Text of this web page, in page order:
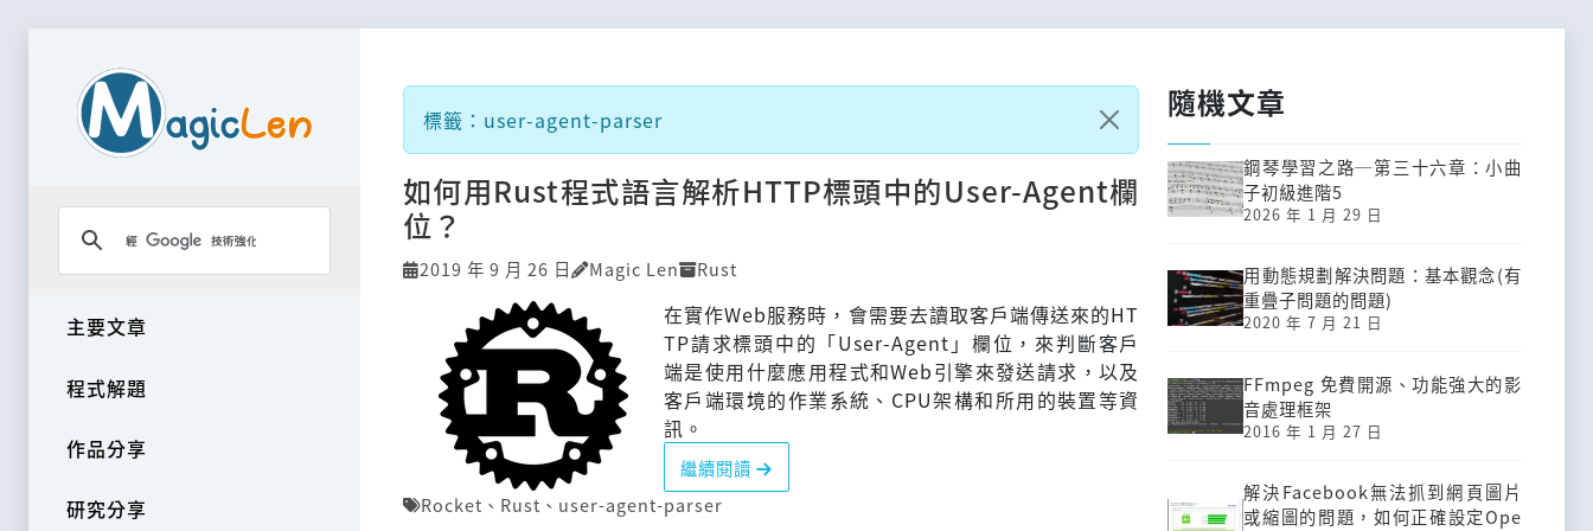
主要文章
程式解題
作品分享
研究分享
標籤：user-agent-parser
如何用Rust程式語言解析HTTP標頭中的User-Agent欄
位？
2019 年 9 月 26 日 Magic Len Rust
在實作Web服務時，會需要去讀取客戶端傳送來的HT
TP請求標頭中的「User-Agent」欄位，來判斷客戶
端是使用什麼應用程式和Web引擎來發送請求，以及
客戶端環境的作業系統、CPU架構和所用的裝置等資
訊。
繼續閱讀
Rocket 、 Rust 、 user-agent-parser
隨機文章
鋼琴學習之路─第三十六章：小曲
子初級進階5
2026 年 1 月 29 日
用動態規劃解決問題：基本觀念(有
重疊子問題的問題)
2020 年 7 月 21 日
FFmpeg 免費開源、功能強大的影
音處理框架
2016 年 1 月 27 日
解決Facebook無法抓到網頁圖片
或縮圖的問題，如何正確設定Ope